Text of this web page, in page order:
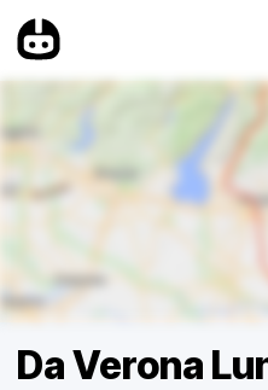
Da Verona